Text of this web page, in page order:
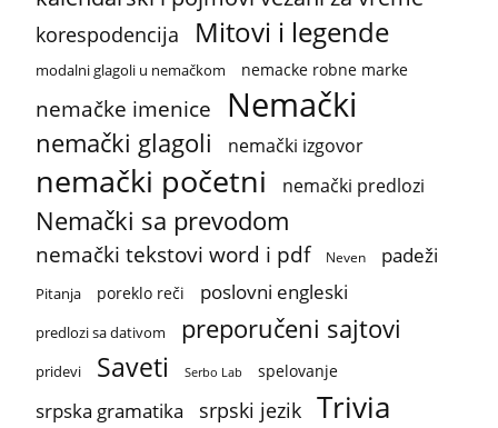
korespodencija Mitovi i legende
modalni glagoli u nemačkom nemacke robne marke
nemačke imenice Nemački
nemački glagoli nemački izgovor
nemački početni nemački predlozi
Nemački sa prevodom
nemački tekstovi word i pdf Neven padeži
Pitanja poreklo reči poslovni engleski
predlozi sa dativom preporučeni sajtovi
pridevi Saveti Serbo Lab spelovanje
srpska gramatika srpski jezik Trivia